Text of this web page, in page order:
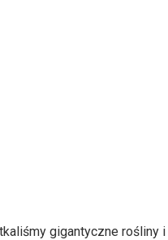
gigantyczne rośliny i